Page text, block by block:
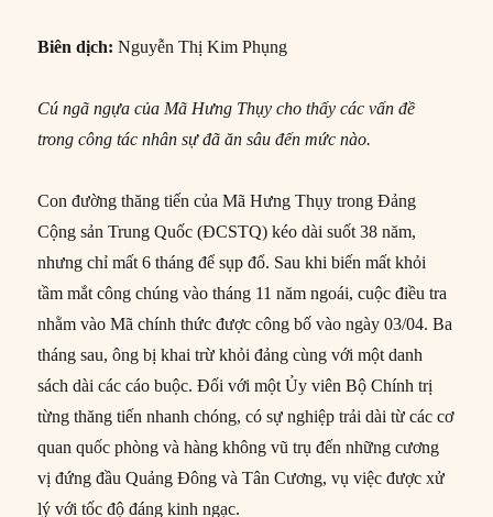
Biên dịch:Nguyễn Thị Kim Phụng
Cú ngã ngựa của Mã Hưng Thụy cho thấy các vấn đề
trong công tác nhân sự đã ăn sâu đến mức nào.
Con đường thăng tiến của Mã Hưng Thụy trong Đảng
Cộng sản Trung Quốc (ĐCSTQ) kéo dài suốt 38 năm,
nhưng chỉ mất 6 tháng để sụp đổ. Sau khi biến mất khỏi
tầm mắt công chúng vào tháng 11 năm ngoái, cuộc điều tra
nhằm vào Mã chính thức được công bố vào ngày 03/04. Ba
tháng sau, ông bị khai trừ khỏi đảng cùng với một danh
sách dài các cáo buộc. Đối với một Ủy viên Bộ Chính trị
từng thăng tiến nhanh chóng, có sự nghiệp trải dài từ các cơ
quan quốc phòng và hàng không vũ trụ đến những cương
vị đứng đầu Quảng Đông và Tân Cương, vụ việc được xử
lý với tốc độ đáng kinh ngạc.